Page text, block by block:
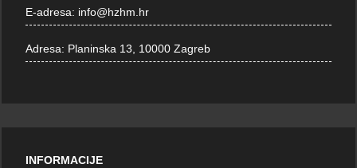
E-adresa: info@hzhm.hr
Adresa: Planinska 13, 10000 Zagreb
INFORMACIJE